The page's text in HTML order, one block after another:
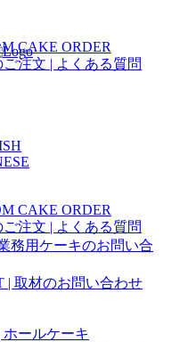
CAKE ORDER
注文 | よくある質問
CAKE ORDER
注文 | よくある質問
務用ケーキのお問い合
| 取材のお問い合わせ
ールケーキ